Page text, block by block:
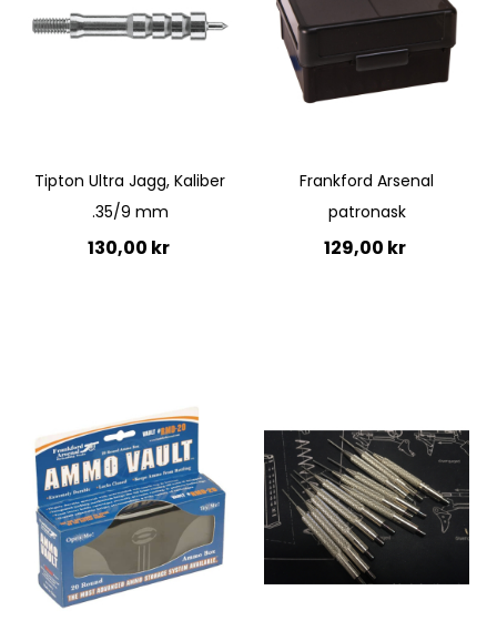
Quickview
Tipton Ultra Jagg, Kaliber
.35/9 mm
130,00 kr
Quickview
Frankford Arsenal
patronask
129,00 kr
Quickview